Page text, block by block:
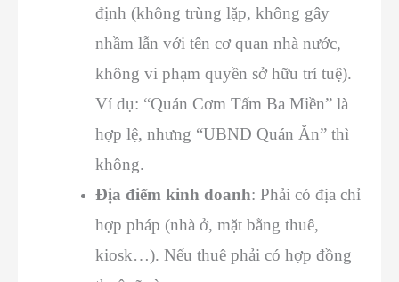
định (không trùng lặp, không gây
nhầm lẫn với tên cơ quan nhà nước,
không vi phạm quyền sở hữu trí tuệ).
Ví dụ: “Quán Cơm Tấm Ba Miền” là
hợp lệ, nhưng “UBND Quán Ăn” thì
không.
Địa điểm kinh doanh: Phải có địa chỉ
hợp pháp (nhà ở, mặt bằng thuê,
kiosk…). Nếu thuê phải có hợp đồng